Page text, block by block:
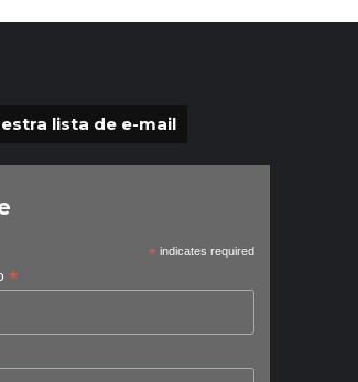
lista de e-mail
* indicates required
*